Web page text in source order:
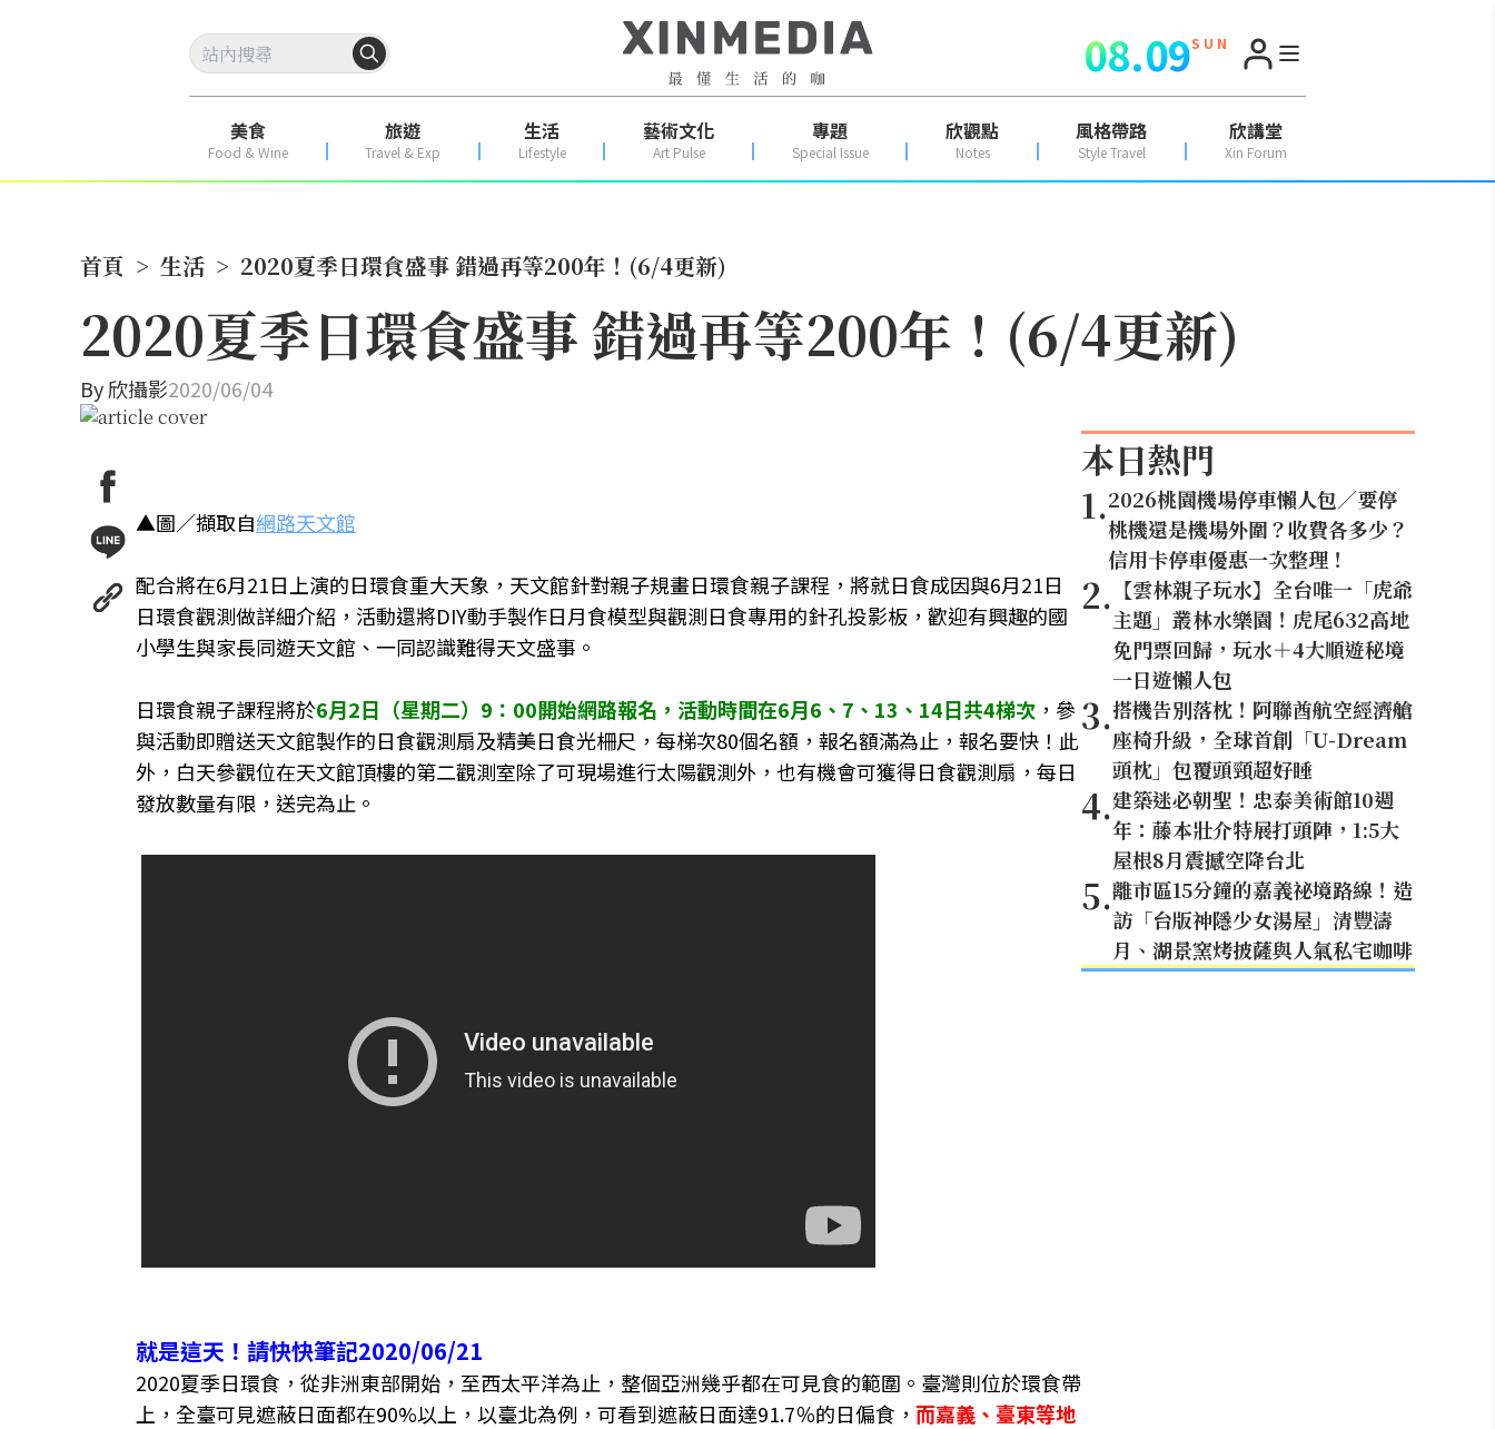
08.09S U N
美食
Food & Wine
旅遊
Travel & Exp
生活
Lifestyle
藝術文化
Art Pulse
專題
Special Issue
欣觀點
Notes
風格帶路
Style Travel
欣講堂
Xin Forum
首頁 > 生活 > 2020夏季日環食盛事 錯過再等200年！(6/4更新)
2020夏季日環食盛事 錯過再等200年！(6/4更新)
By欣攝影2020/06/04
▲圖／擷取自網路天文館
配合將在6月21日上演的日環食重大天象，天文館針對親子規畫日環食親子課程，將就日食成因與6月21日
日環食觀測做詳細介紹，活動還將DIY動手製作日月食模型與觀測日食專用的針孔投影板，歡迎有興趣的國
小學生與家長同遊天文館、一同認識難得天文盛事。
日環食親子課程將於6月2日（星期二）9：00開始網路報名，活動時間在6月6、7、13、14日共4梯次 ，參
與活動即贈送天文館製作的日食觀測扇及精美日食光柵尺，每梯次80個名額，報名額滿為止，報名要快！此
外，白天參觀位在天文館頂樓的第二觀測室除了可現場進行太陽觀測外，也有機會可獲得日食觀測扇，每日
發放數量有限，送完為止。
就是這天！請快快筆記2020/06/21
2020夏季日環食，從非洲東部開始，至西太平洋為止，整個亞洲幾乎都在可見食的範圍。臺灣則位於環食帶
上，全臺可見遮蔽日面都在90%以上，以臺北為例，可看到遮蔽日面達91.7％的日偏食， 而嘉義、臺東等地
本日熱門
1.2026桃園機場停車懶人包／要停
桃機還是機場外圍？收費各多少？
信用卡停車優惠一次整理！
2. 【雲林親子玩水】全台唯一「虎爺
主題」叢林水樂園！虎尾632高地
免門票回歸，玩水＋4大順遊秘境
一日遊懶人包
3.搭機告別落枕！阿聯酋航空經濟艙
座椅升級，全球首創「U-Dream
頭枕」包覆頭頸超好睡
4.建築迷必朝聖！忠泰美術館10週
年：藤本壯介特展打頭陣，1:5大
屋根8月震撼空降台北
5.離市區15分鐘的嘉義祕境路線！造
訪「台版神隱少女湯屋」清豐濤
月、湖景窯烤披薩與人氣私宅咖啡